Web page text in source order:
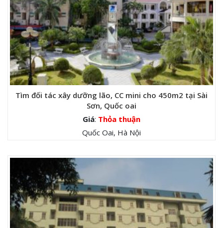
Tìm đối tác xây dưỡng lão, CC mini cho 450m2 tại Sài
Sơn, Quốc oai
Giá: Thỏa thuận
Quốc Oai, Hà Nội